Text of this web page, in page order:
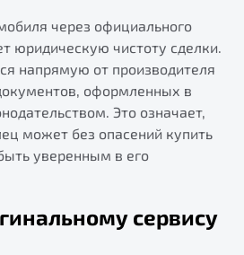
через официального
юридическую чистоту сделки.
напрямую от производителя
оформленных в
Это означает,
может без опасений купить
уверенным в его
сервису